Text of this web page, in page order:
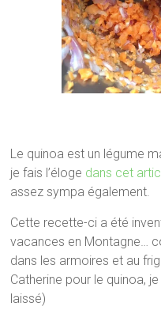
Le quinoa est un légume
je fais l’éloge dans cet
assez sympa également.
Cette recette-ci a été
vacances en Montagne…
dans les armoires et au
Catherine pour le quinoa,
laissé)